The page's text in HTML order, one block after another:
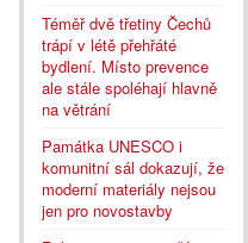
Téměř dvě třetiny Čechů
trápí v létě přehřáté
bydlení. Místo prevence
ale stále spoléhají hlavně
na větrání
Památka UNESCO i
komunitní sál dokazují, že
moderní materiály nejsou
jen pro novostavby